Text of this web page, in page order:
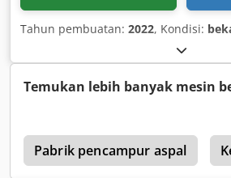
Tahun pembuatan: 2022, Kondisi:
Temukan lebih banyak mesin
Pabrik pencampur aspal